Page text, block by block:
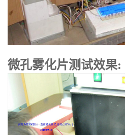
微孔雾化片测试效果: